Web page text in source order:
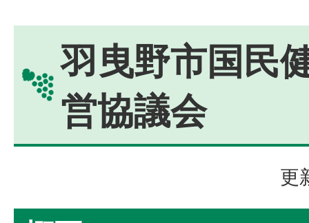
羽曳野市国民
営協議会
更